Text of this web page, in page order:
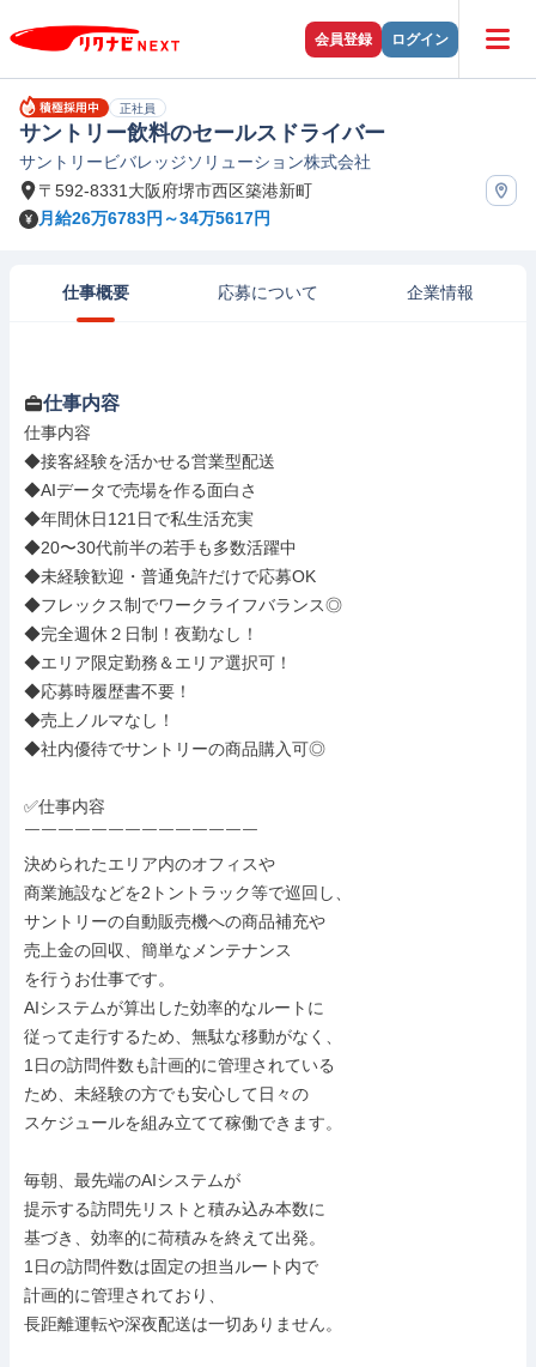
会員登録 ログイン
正社員
サントリー飲料のセールスドライバー
サントリービバレッジソリューション株式会社
〒592-8331大阪府堺市西区築港新町
月給26万6783円～34万5617円
仕事概要 応募について 企業情報
仕事内容
仕事内容
◆接客経験を活かせる営業型配送
◆AIデータで売場を作る面白さ
◆年間休日121日で私生活充実
◆20〜30代前半の若手も多数活躍中
◆未経験歓迎・普通免許だけで応募OK
◆フレックス制でワークライフバランス◎
◆完全週休２日制！夜勤なし！
◆エリア限定勤務＆エリア選択可！
◆応募時履歴書不要！
◆売上ノルマなし！
◆社内優待でサントリーの商品購入可◎
✅仕事内容
￣￣￣￣￣￣￣￣￣￣￣￣￣￣
決められたエリア内のオフィスや
商業施設などを2トントラック等で巡回し、
サントリーの自動販売機への商品補充や
売上金の回収、簡単なメンテナンス
を行うお仕事です。
AIシステムが算出した効率的なルートに
従って走行するため、無駄な移動がなく、
1日の訪問件数も計画的に管理されている
ため、未経験の方でも安心して日々の
スケジュールを組み立てて稼働できます。
毎朝、最先端のAIシステムが
提示する訪問先リストと積み込み本数に
基づき、効率的に荷積みを終えて出発。
1日の訪問件数は固定の担当ルート内で
計画的に管理されており、
長距離運転や深夜配送は一切ありません。